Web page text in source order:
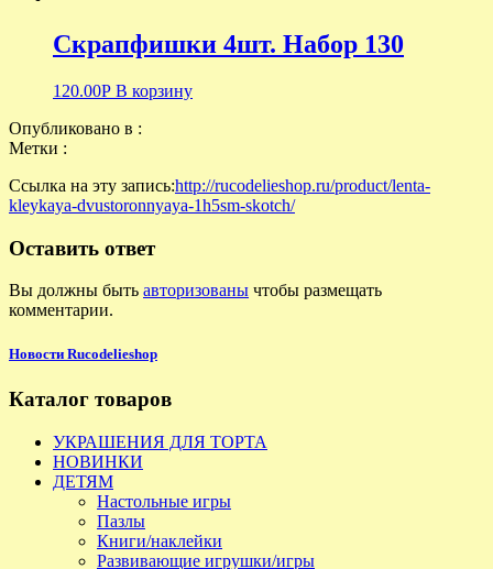
Скрапфишки 4шт. Набор 130
120.00Р В корзину
Опубликовано в :
Метки :
Ссылка на эту запись:http://rucodelieshop.ru/product/lenta-
kleykaya-dvustoronnyaya-1h5sm-skotch/
Оставить ответ
Вы должны быть авторизованы чтобы размещать
комментарии.
Новости Rucodelieshop
Каталог товаров
УКРАШЕНИЯ ДЛЯ ТОРТА
НОВИНКИ
ДЕТЯМ
Настольные игры
Пазлы
Книги/наклейки
Развивающие игрушки/игры